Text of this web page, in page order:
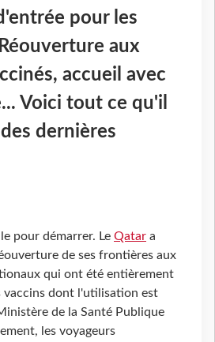
pour les
aux
accueil avec
Voici tout ce qu'il
dernières
pour démarrer. Le Qatar a
de ses frontières aux
qui ont été entièrement
vaccins dont l'utilisation est
de la Santé Publique
les voyageurs